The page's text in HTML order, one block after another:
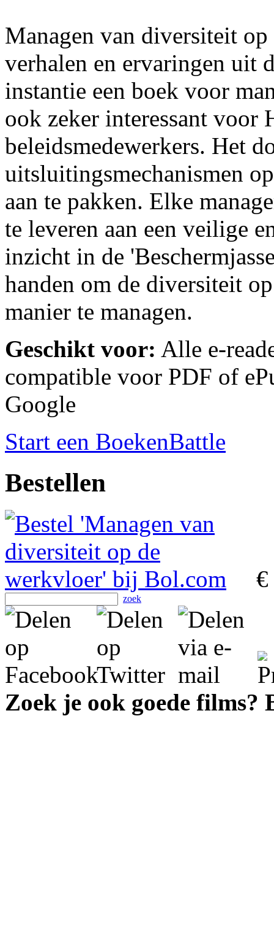
Managen van diversiteit
verhalen en ervaringen uit
instantie een boek voor
ook zeker interessant voor
beleidsmedewerkers. Het
uitsluitingsmechanismen
aan te pakken. Elke
te leveren aan een veilige
inzicht in de
handen om de diversiteit
manier te managen.
Geschikt voor: Alle e-
compatible voor PDF of
Google
Start een BoekenBattle
Bestellen
€
zoek
Zoek je ook goede films?